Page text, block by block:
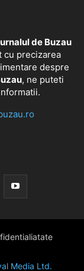
de Buzau
cu precizarea
despre
, ne puteti
Media Ltd.